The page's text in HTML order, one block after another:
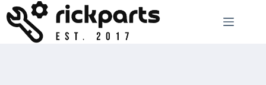
naar
de
inhoud